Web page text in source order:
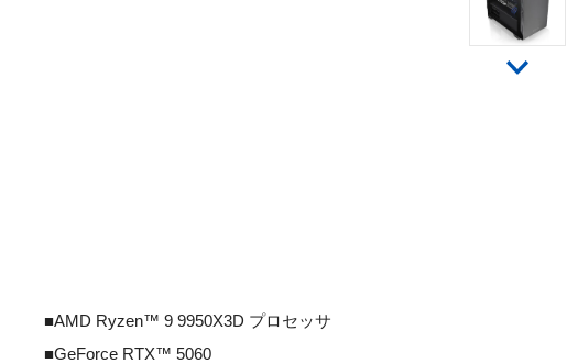
■AMD Ryzen™ 9 9950X3D プロセッサ
■GeForce RTX™ 5060